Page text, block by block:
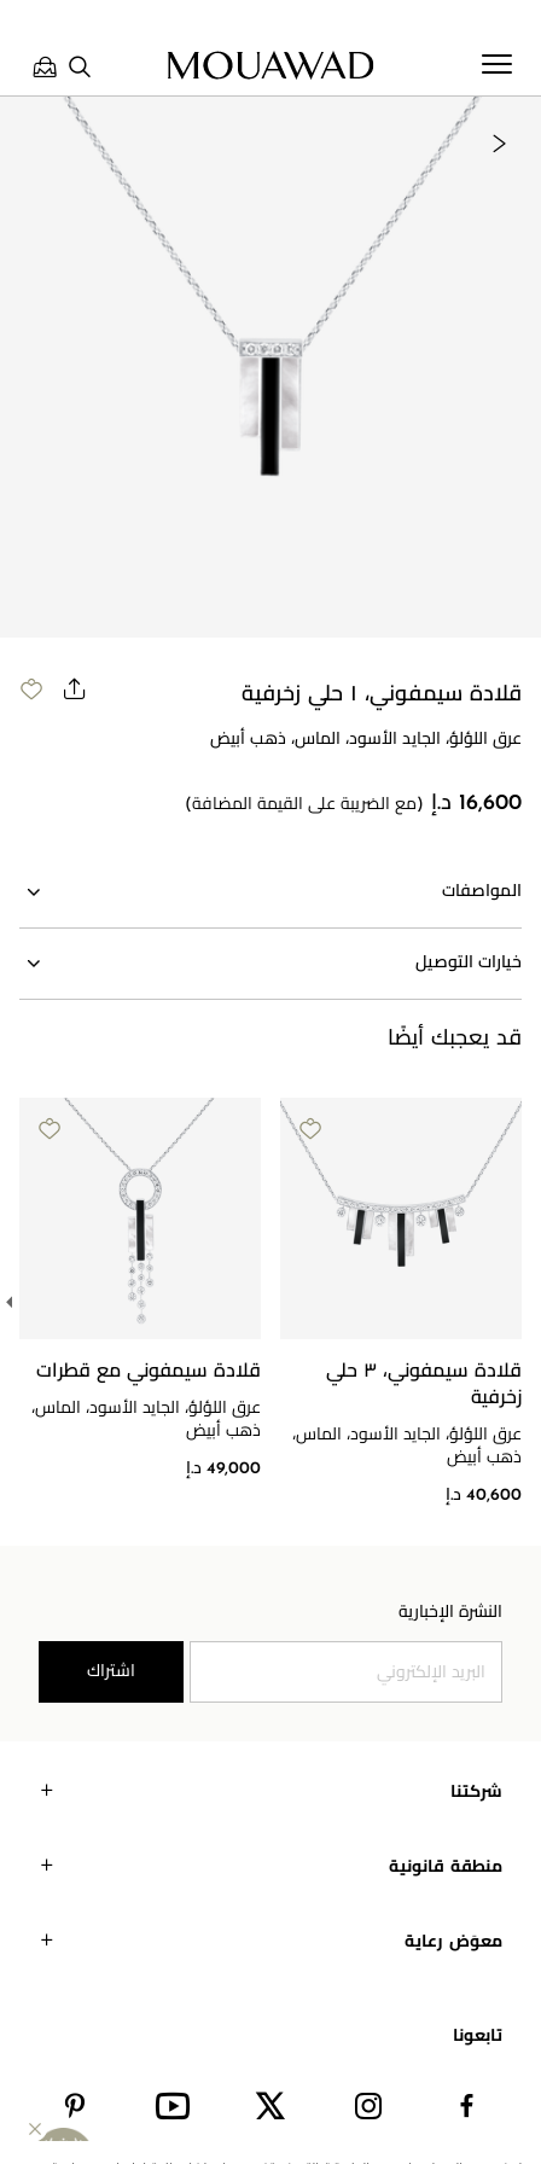
قلادة سيمفوني، ١ حلي زخرفية
عرق اللؤلؤ، الجايد الأسود، الماس، ذهب أبيض
16,600 د.إ (مع الضريبة على القيمة المضافة)
المواصفات
خيارات التوصيل
قد يعجبك أيضًا
قلادة سيمفوني، ٣ حلي
زخرفية
عرق اللؤلؤ، الجايد الأسود، الماس،
ذهب أبيض
40,600 د.إ
قلادة سيمفوني مع قطرات
عرق اللؤلؤ، الجايد الأسود، الماس،
ذهب أبيض
49,000 د.إ
النشرة الإخبارية
اشتراك
شركتنا
منطقة قانونية
معوَض رعاية
تابعونا​
مرحبا بكم في معوّض. كيف يمكننا مساعدتك؟ الرجاء تحديد أحد
الخيارات أدناه.